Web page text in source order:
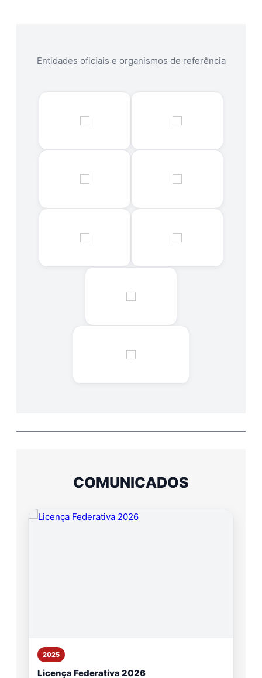
Entidades oficiais e organismos de referência
COMUNICADOS
2025
Licença Federativa 2026